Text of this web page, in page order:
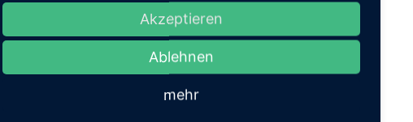
Akzeptieren
Ablehnen
mehr